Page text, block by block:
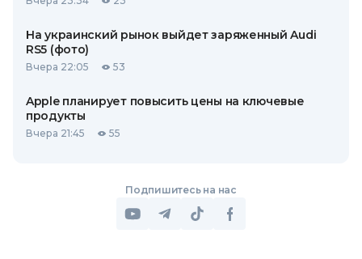
На украинский рынок выйдет заряженный Audi
RS5 (фото)
Вчера 22:05 53
Apple планирует повысить цены на ключевые
продукты
Вчера 21:45 55
Подпишитесь на нас